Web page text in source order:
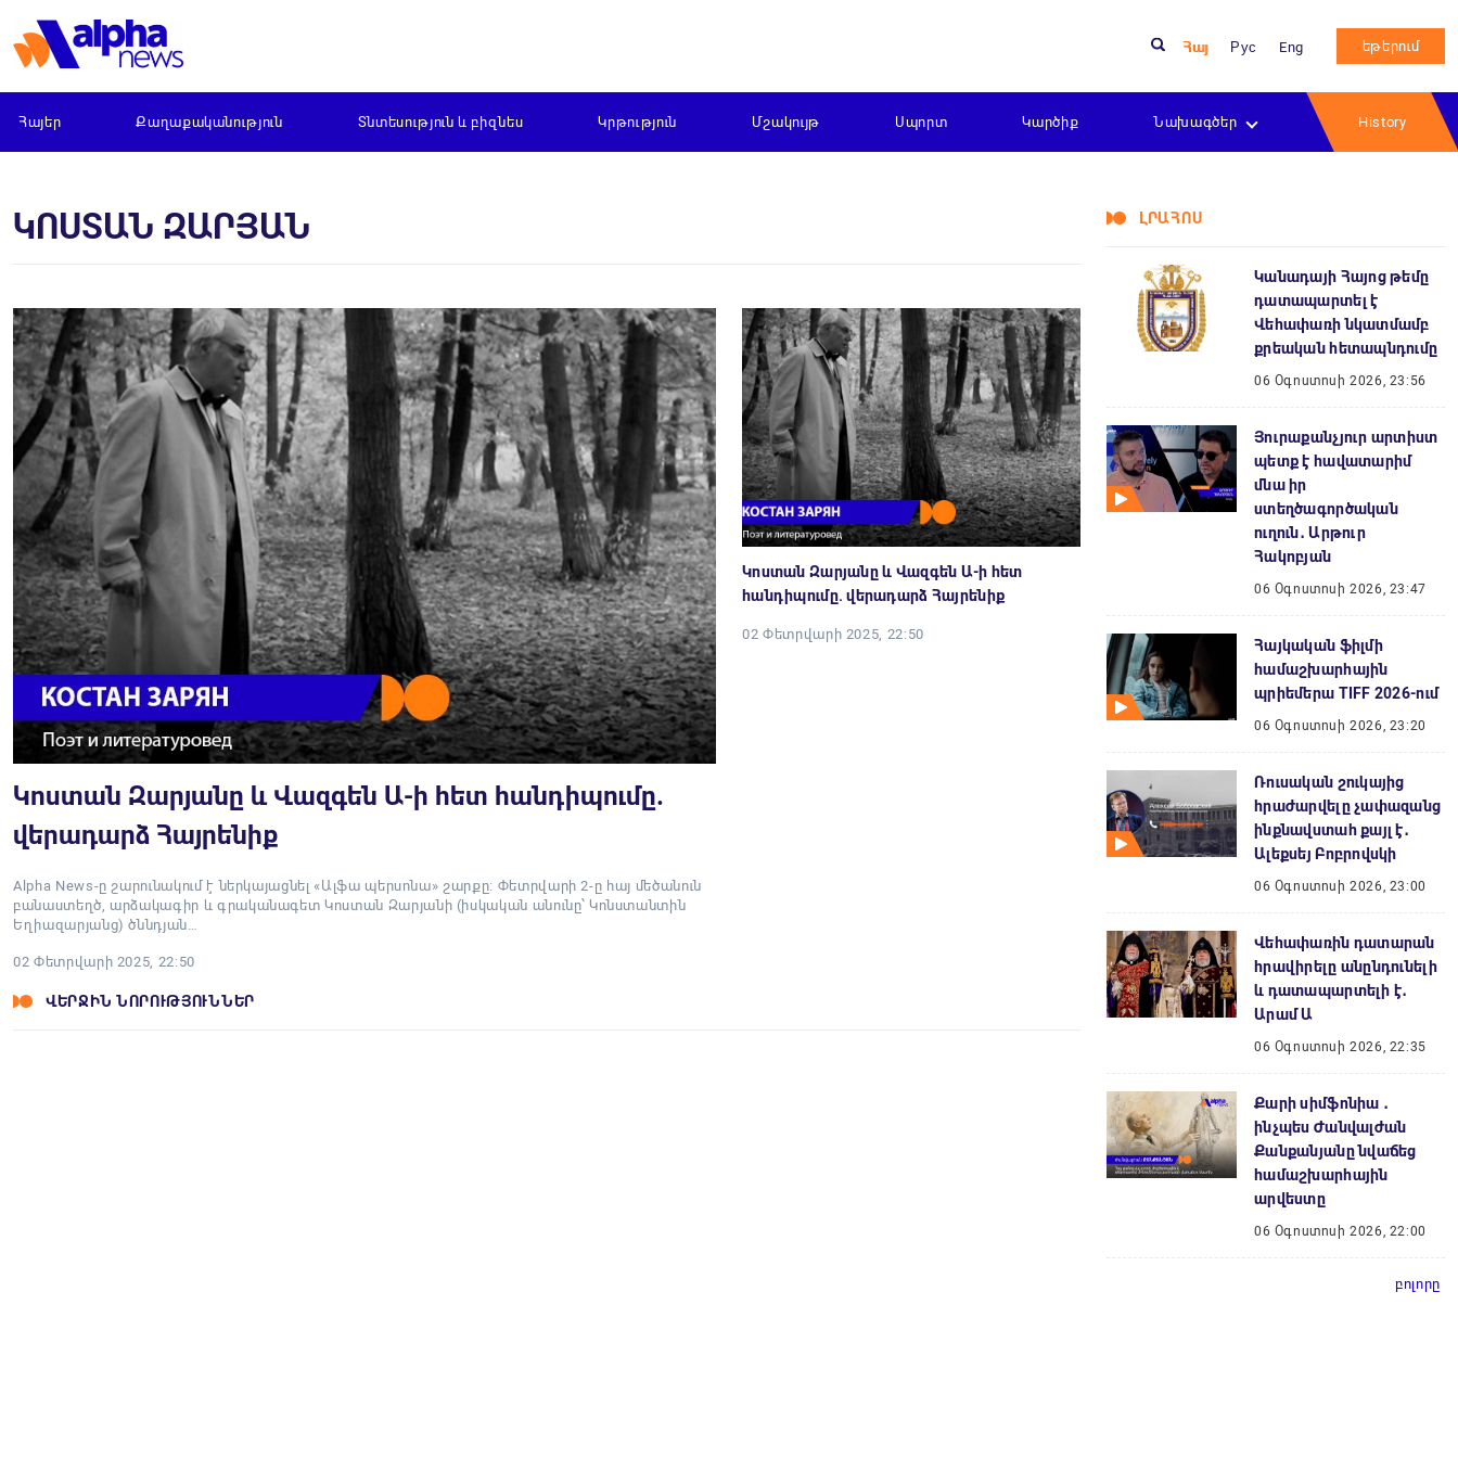
Հայ Рус Eng եթերում
Հայեր Քաղաքականություն Տնտեսություն և բիզնես Կրթություն Մշակույթ Սպորտ Կարծիք Նախագծեր History
ԿՈՍՏԱՆ ԶԱՐՅԱՆ
Կոստան Զարյանը և Վազգեն Ա-ի հետ հանդիպումը.
վերադարձ Հայրենիք
Alpha News-ը շարունակում է ներկայացնել «Ալֆա պերսոնա» շարքը: Փետրվարի 2-ը հայ մեծանուն
բանաստեղծ, արձակագիր և գրականագետ Կոստան Զարյանի (իսկական անունը՝ Կոնստանտին
Եղիազարյանց) ծննդյան…
02 Փետրվարի 2025, 22:50
Կոստան Զարյանը և Վազգեն Ա-ի հետ
հանդիպումը. վերադարձ Հայրենիք
02 Փետրվարի 2025, 22:50
ՎԵՐՋԻՆ ՆՈՐՈՒԹՅՈՒՆՆԵՐ
ԼՐԱՀՈՍ
Կանադայի Հայոց թեմը
դատապարտել է
Վեհափառի նկատմամբ
քրեական հետապնդումը
06 Օգոստոսի 2026, 23:56
Յուրաքանչյուր արտիստ
պետք է հավատարիմ
մնա իր
ստեղծագործական
ուղուն․ Արթուր
Հակոբյան
06 Օգոստոսի 2026, 23:47
Հայկական ֆիլմի
համաշխարհային
պրիեմերա TIFF 2026-ում
06 Օգոստոսի 2026, 23:20
Ռուսական շուկայից
հրաժարվելը չափազանց
ինքնավստահ քայլ է․
Ալեքսեյ Բոբրովսկի
06 Օգոստոսի 2026, 23:00
Վեհափառին դատարան
հրավիրելը անընդունելի
և դատապարտելի է․
Արամ Ա
06 Օգոստոսի 2026, 22:35
Քարի սիմֆոնիա ․
ինչպես Ժանվալժան
Քանքանյանը նվաճեց
համաշխարհային
արվեստը
06 Օգոստոսի 2026, 22:00
բոլորը